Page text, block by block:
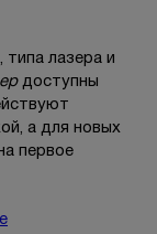
лазера и
доступны
а для новых
первое